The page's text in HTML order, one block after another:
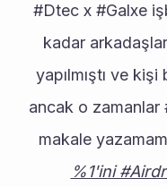
#Dtec x #Galxe
kadar
yapılmıştı ve kişi
ancak o zamanlar
makale
%1'ini